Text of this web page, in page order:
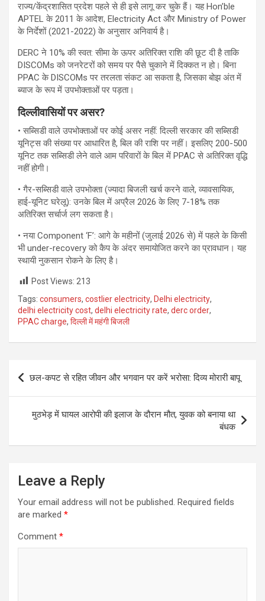
राज्य/केंद्रशासित प्रदेश पहले से ही इसे लागू कर चुके हैं। यह Hon’ble
APTEL के 2011 के आदेश, Electricity Act और Ministry of Power
के निर्देशों (2021-2022) के अनुसार अनिवार्य है।
DERC ने 10% की स्वत: सीमा के ऊपर अतिरिक्त राशि की छूट दी है ताकि
DISCOMs को जनरेटरों को समय पर पैसे चुकाने में दिक्कत न हो। बिना
PPAC के DISCOMs पर तरलता संकट आ सकता है, जिसका बोझ अंत में
ब्याज के रूप में उपभोक्ताओं पर पड़ता।
दिल्लीवासियों पर असर?
• सब्सिडी वाले उपभोक्ताओं पर कोई असर नहीं: दिल्ली सरकार की सब्सिडी
यूनिट्स की संख्या पर आधारित है, बिल की राशि पर नहीं। इसलिए 200-500
यूनिट तक सब्सिडी लेने वाले आम परिवारों के बिल में PPAC से अतिरिक्त वृद्धि
नहीं होगी।
• गैर-सब्सिडी वाले उपभोक्ता (ज्यादा बिजली खर्च करने वाले, व्यावसायिक,
हाई-यूनिट घरेलू): उनके बिल में अप्रैल 2026 के लिए 7-18% तक
अतिरिक्त सर्चार्ज लग सकता है।
• नया Component ‘F’: आगे के महीनों (जुलाई 2026 से) में पहले के किसी
भी under-recovery को कैप के अंदर समायोजित करने का प्रावधान। यह
स्थायी नुकसान रोकने के लिए है।
Post Views: 213
Tags: consumers, costlier electricity, Delhi electricity,
delhi electricity cost, delhi electricity rate, derc order,
PPAC charge, दिल्ली में महंगी बिजली
Post
navigation
छल-कपट से रहित जीवन और भगवान पर करें भरोसा: दिव्य मोरारी बापू
मुठभेड़ में घायल आरोपी की इलाज के दौरान मौत, युवक को बनाया था
बंधक
Leave a Reply
Your email address will not be published. Required fields
are marked *
Comment *